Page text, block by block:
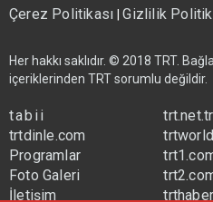
Çerez Politikası|Gizlilik
Her hakkı saklıdır. © 2018 TRT.
içeriklerinden TRT sorumlu değildir.
tabii
trtdinle.com
Programlar
Foto Galeri
İletişim
trt.net.tr